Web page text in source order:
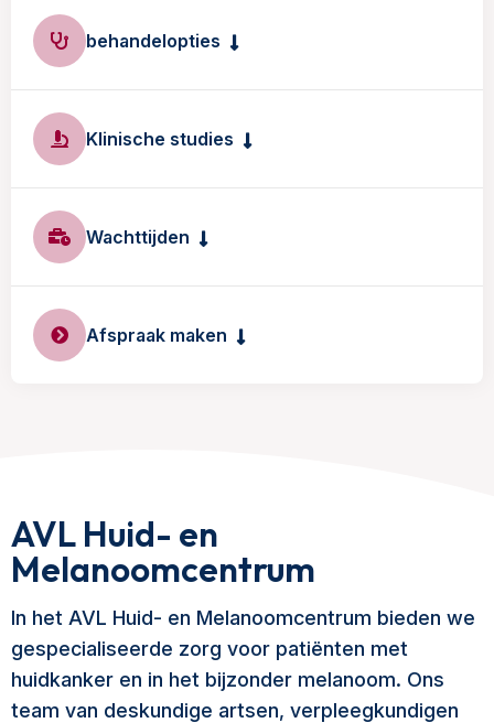
behandelopties
Klinische studies
Wachttijden
Afspraak maken
AVL Huid- en
Melanoomcentrum
In het AVL Huid- en Melanoomcentrum bieden we
gespecialiseerde zorg voor patiënten met
huidkanker en in het bijzonder melanoom. Ons
team van deskundige artsen, verpleegkundigen